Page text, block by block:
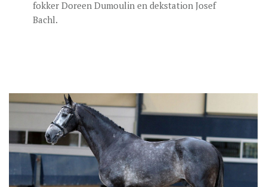
fokker Doreen Dumoulin en dekstation Josef
Bachl.